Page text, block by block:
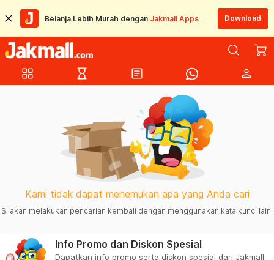
Belanja Lebih Murah dengan Jakmall Apps Download
grid_view hourglass_empty article person
Kami tidak dapat menemukan apa yang Anda cari
Silakan melakukan pencarian kembali dengan menggunakan kata kunci lain.
Info Promo dan Diskon Spesial
Dapatkan info promo serta diskon spesial dari Jakmall.